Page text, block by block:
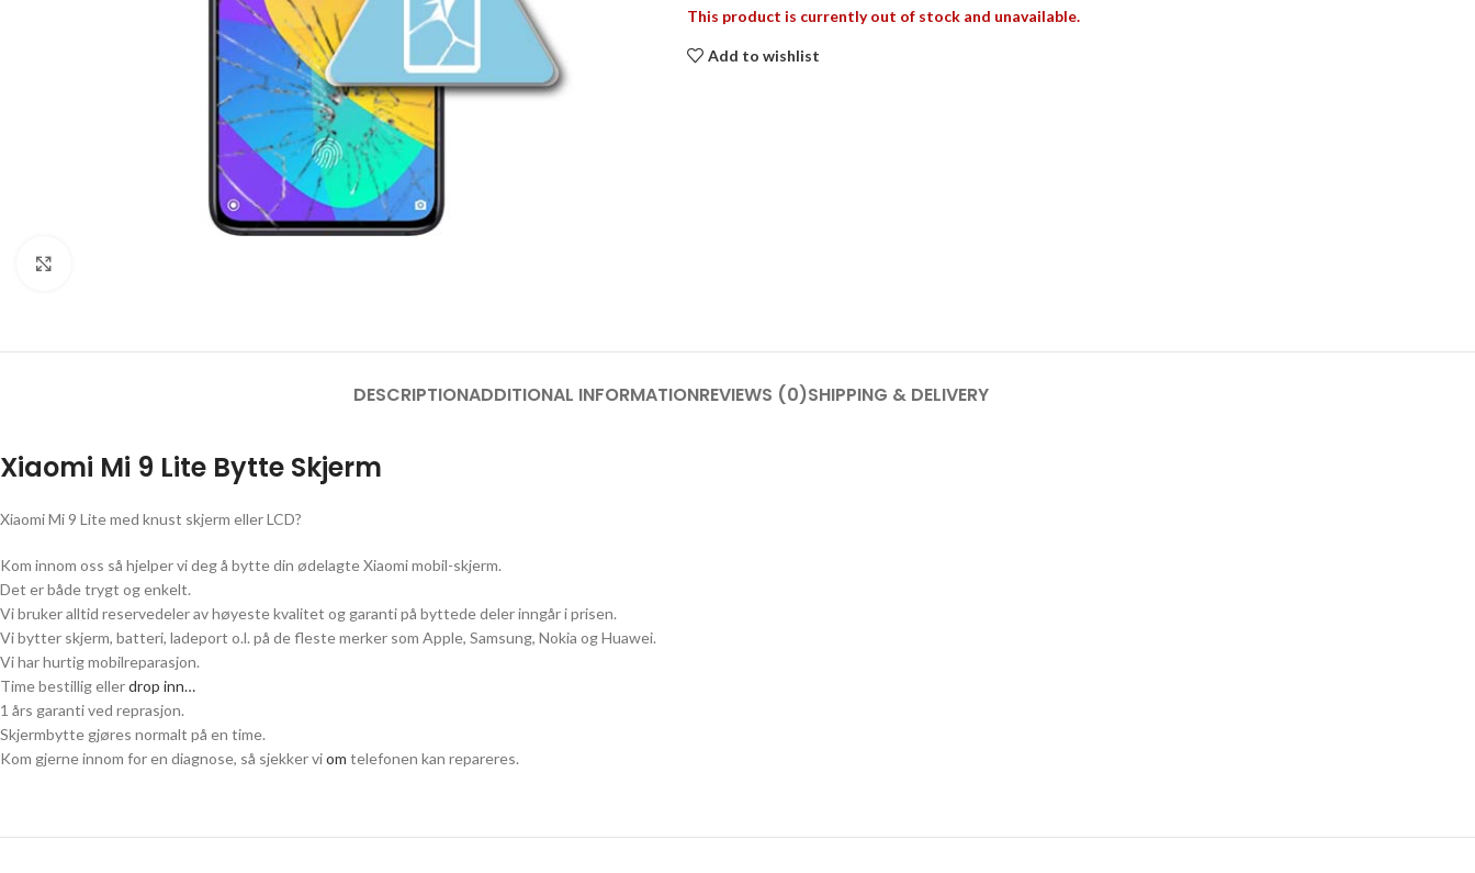
This product is currently out of stock and unavailable.
Add to wishlist
DESCRIPTIONADDITIONAL INFORMATIONREVIEWS (0)SHIPPING & DELIVERY
Xiaomi Mi 9 Lite Bytte Skjerm
Xiaomi Mi 9 Litemed knust skjerm eller LCD?
Kom innom oss så hjelper vi deg å bytte din ødelagteXiaomimobil-skjerm.
Det er både trygt og enkelt.
Vi bruker alltid reservedeler av høyeste kvalitet og garanti på byttede deler inngår i prisen.
Vi bytter skjerm, batteri, ladeport o.l. på de fleste merker som Apple, Samsung, Nokia og Huawei.
Vi har hurtig mobilreparasjon.
Time bestillig ellerdrop inn…
1 års garanti ved reprasjon.
Skjermbytte gjøres normalt på en time.
Kom gjerne innom for en diagnose, så sjekker viom telefonen kan repareres.